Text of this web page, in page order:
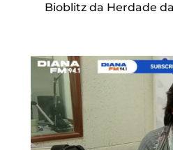
Bioblitz da Herdade